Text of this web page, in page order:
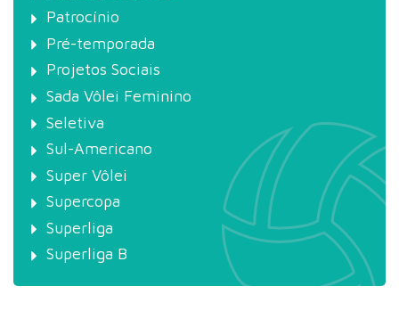
Patrocínio
Pré-temporada
Projetos Sociais
Sada Vôlei Feminino
Seletiva
Sul-Americano
Super Vôlei
Supercopa
Superliga
Superliga B